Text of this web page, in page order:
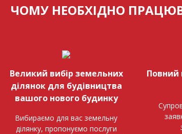
ЧОМУ НЕОБХІДНО
Великий вибір земельних
ділянок для будівництва
вашого нового будинку
Вибираємо для вас земельну
ділянку, пропонуємо послуги
Повний